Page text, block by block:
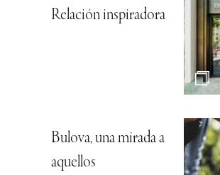
Relación inspiradora
Bulova, una mirada a
aquellos